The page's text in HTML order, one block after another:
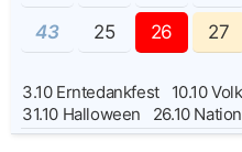
43 25 26 27
3.10Erntedankfest 10.10
31.10 Halloween 26.10